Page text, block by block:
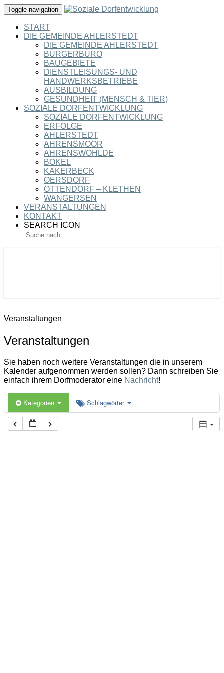
Toggle navigation
START
DIE GEMEINDE AHLERSTEDT
DIE GEMEINDE AHLERSTEDT
BÜRGERBÜRO
BAUGEBIETE
DIENSTLEISUNGS- UND
HANDWERKSBETRIEBE
AUSBILDUNG
GESUNDHEIT (MENSCH & TIER)
SOZIALE DORFENTWICKLUNG
SOZIALE DORFENTWICKLUNG
ERFOLGE
AHLERSTEDT
AHRENSMOOR
AHRENSWOHLDE
BOKEL
KAKERBECK
OERSDORF
OTTENDORF – KLETHEN
WANGERSEN
VERANSTALTUNGEN
KONTAKT
SEARCH ICON
Veranstaltungen
Veranstaltungen
Sie haben noch weitere Veranstaltungen die in unserem
Kalender aufgenommen werden sollen? Dann schreiben Sie
einfach ihrem Dorfmoderator eine Nachricht!
Kategorien Schlagwörter